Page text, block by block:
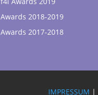
Awards 2018-2019
Awards 2017-2018
IMPRESSUM |